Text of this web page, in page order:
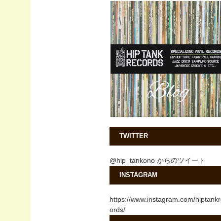
TWITTER
@hip_tankono からのツイート
INSTAGRAM
https://www.instagram.com/
ords/